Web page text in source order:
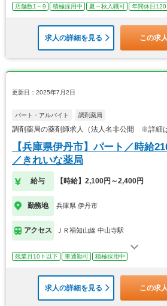
店舗数1～9
積極採用中 夏～秋入職可 年間休日120
求人の詳細を見る この求
更新日：2025年7月2日
パート・アルバイト 調剤薬局
調剤薬局の薬剤師求人（法人名非公開 ※詳細
【兵庫県伊丹市】パート／時給
／きれいな薬局
給与 【時給】2,100円～2,400円
勤務地 兵庫県 伊丹市
アクセス ＪＲ福知山線 中山寺駅
残業月10ｈ以下 車通勤可 積極採用中
求人の詳細を見る この求